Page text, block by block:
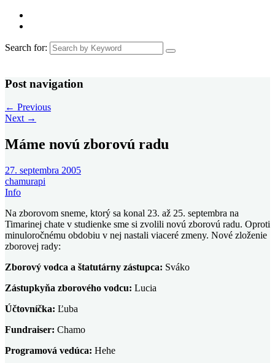
Search for:
Post navigation
← Previous
Next →
Máme novú zborovú radu
27. septembra 2005
chamurapi
Info
Na zborovom sneme, ktorý sa konal 23. až 25. septembra na
Timarinej chate v studienke sme si zvolili novú zborovú radu. Oproti
minuloročnému obdobiu v nej nastali viaceré zmeny. Nové zloženie
zborovej rady:
Zborový vodca a štatutárny zástupca: Sváko
Zástupkyňa zborového vodcu: Lucia
Účtovníčka: Ľuba
Fundraiser: Chamo
Programová vedúca: Hehe